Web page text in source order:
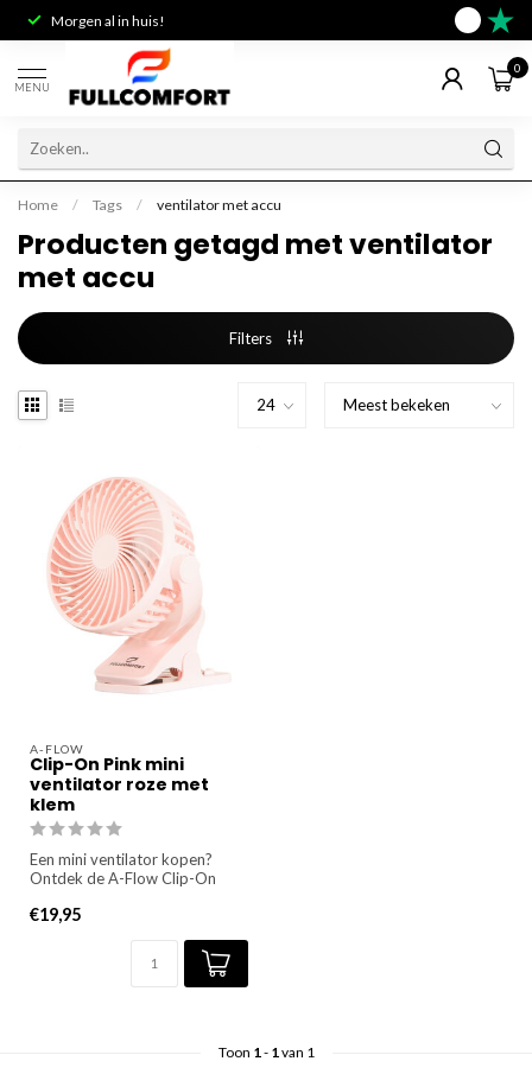
Morgen al in huis!
MENU
0
Home / Tags / ventilator met accu
Producten getagd met ventilator
met accu
Filters
A-FLOW
Clip-On Pink mini
ventilator roze met
klem
Een mini ventilator kopen?
Ontdek de A-Flow Clip-On
m...
€19,95
Toon 1- 1van 1